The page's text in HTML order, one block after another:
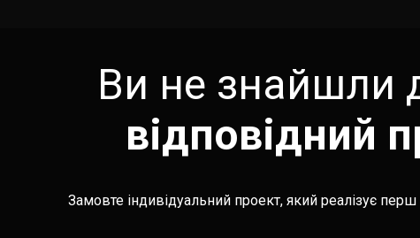
Ви не знайшли
відповідний
Замовте індивідуальний проект, який реалізує